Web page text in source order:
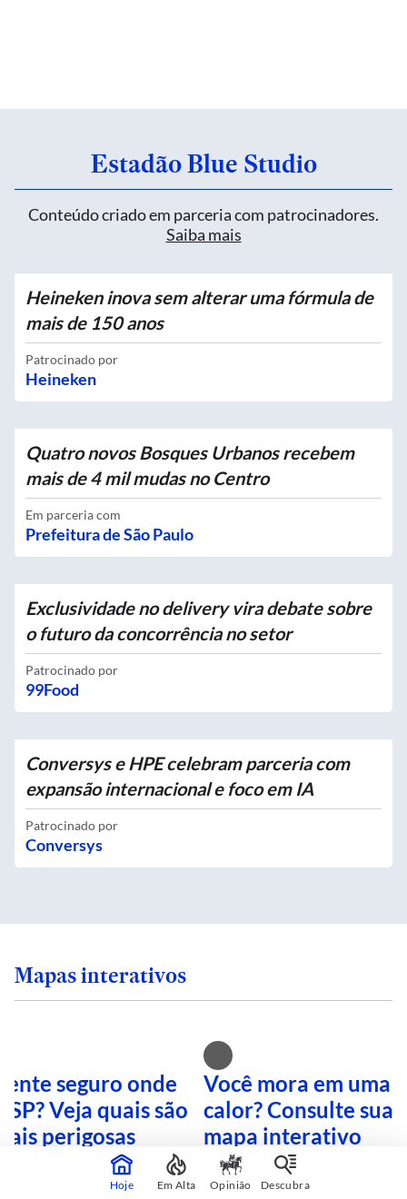
Estadão Blue Studio
Conteúdo criado em parceria com patrocinadores.
Saiba mais
Heineken inova sem alterar uma fórmula de
mais de 150 anos
Patrocinado por
Heineken
Quatro novos Bosques Urbanos recebem
mais de 4 mil mudas no Centro
Em parceria com
Prefeitura de São Paulo
Exclusividade no delivery vira debate sobre
o futuro da concorrência no setor
Patrocinado por
99Food
Conversys e HPE celebram parceria com
expansão internacional e foco em IA
Patrocinado por
Conversys
Mapas interativos
seguro onde
SP? Veja quais são
perigosas
Você mora em uma
calor? Consulte sua
mapa interativo
Hoje Em Alta Opinião Descubra